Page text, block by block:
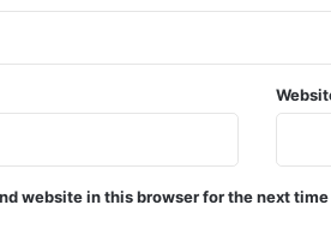
website in this browser for the next